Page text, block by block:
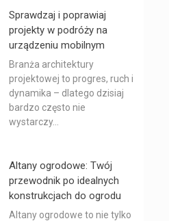
Sprawdzaj i poprawiaj
projekty w podróży na
urządzeniu mobilnym
Branża architektury
projektowej to progres, ruch i
dynamika – dlatego dzisiaj
bardzo często nie
wystarczy...
Altany ogrodowe: Twój
przewodnik po idealnych
konstrukcjach do ogrodu
Altany ogrodowe to nie tylko